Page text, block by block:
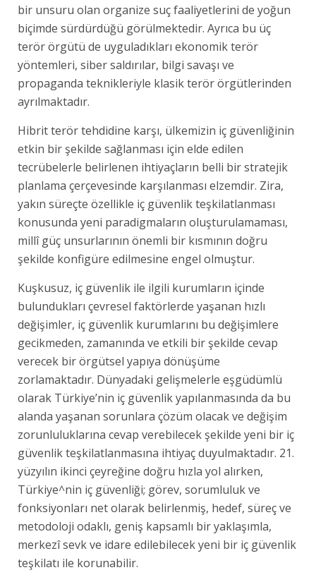
bir unsuru olan organize suç faaliyetlerini de yoğun
biçimde sürdürdüğü görülmektedir. Ayrıca bu üç
terör örgütü de uyguladıkları ekonomik terör
yöntemleri, siber saldırılar, bilgi savaşı ve
propaganda teknikleriyle klasik terör örgütlerinden
ayrılmaktadır.
Hibrit terör tehdidine karşı, ülkemizin iç güvenliğinin
etkin bir şekilde sağlanması için elde edilen
tecrübelerle belirlenen ihtiyaçların belli bir stratejik
planlama çerçevesinde karşılanması elzemdir. Zira,
yakın süreçte özellikle iç güvenlik teşkilatlanması
konusunda yeni paradigmaların oluşturulamaması,
millî güç unsurlarının önemli bir kısmının doğru
şekilde konfigüre edilmesine engel olmuştur.
Kuşkusuz, iç güvenlik ile ilgili kurumların içinde
bulundukları çevresel faktörlerde yaşanan hızlı
değişimler, iç güvenlik kurumlarını bu değişimlere
gecikmeden, zamanında ve etkili bir şekilde cevap
verecek bir örgütsel yapıya dönüşüme
zorlamaktadır. Dünyadaki gelişmelerle eşgüdümlü
olarak Türkiye’nin iç güvenlik yapılanmasında da bu
alanda yaşanan sorunlara çözüm olacak ve değişim
zorunluluklarına cevap verebilecek şekilde yeni bir iç
güvenlik teşkilatlanmasına ihtiyaç duyulmaktadır. 21.
yüzyılın ikinci çeyreğine doğru hızla yol alırken,
Türkiye^nin iç güvenliği; görev, sorumluluk ve
fonksiyonları net olarak belirlenmiş, hedef, süreç ve
metodoloji odaklı, geniş kapsamlı bir yaklaşımla,
merkezî sevk ve idare edilebilecek yeni bir iç güvenlik
teşkilatı ile korunabilir.